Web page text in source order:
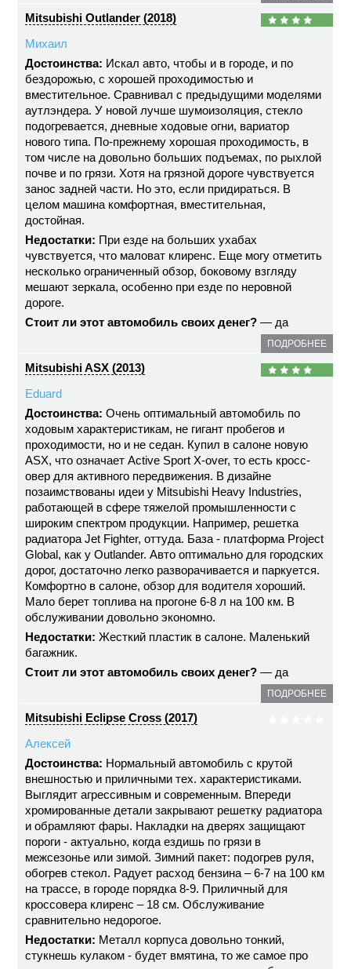
Mitsubishi Outlander (2018)
Михаил
Достоинства: Искал авто, чтобы и в городе, и по
бездорожью, с хорошей проходимостью и
вместительное. Сравнивал с предыдущими моделями
аутлэндера. У новой лучше шумоизоляция, стекло
подогревается, дневные ходовые огни, вариатор
нового типа. По-прежнему хорошая проходимость, в
том числе на довольно больших подъемах, по рыхлой
почве и по грязи. Хотя на грязной дороге чувствуется
занос задней части. Но это, если придираться. В
целом машина комфортная, вместительная,
достойная.
Недостатки: При езде на больших ухабах
чувствуется, что маловат клиренс. Еще могу отметить
несколько ограниченный обзор, боковому взгляду
мешают зеркала, особенно при езде по неровной
дороге.
Стоит ли этот автомобиль своих денег? — да
ПОДРОБНЕЕ
Mitsubishi ASX (2013)
Eduard
Достоинства: Очень оптимальный автомобиль по
ходовым характеристикам, не гигант пробегов и
проходимости, но и не седан. Купил в салоне новую
ASX, что означает Active Sport X-over, то есть кросс-
овер для активного передвижения. В дизайне
позаимствованы идеи у Mitsubishi Heavy Industries,
работающей в сфере тяжелой промышленности с
широким спектром продукции. Например, решетка
радиатора Jet Fighter, оттуда. База - платформа Project
Global, как у Outlander. Авто оптимально для городских
дорог, достаточно легко разворачивается и паркуется.
Комфортно в салоне, обзор для водителя хороший.
Мало берет топлива на прогоне 6-8 л на 100 км. В
обслуживании довольно экономно.
Недостатки: Жесткий пластик в салоне. Маленький
багажник.
Стоит ли этот автомобиль своих денег? — да
ПОДРОБНЕЕ
Mitsubishi Eclipse Cross (2017)
Алексей
Достоинства: Нормальный автомобиль с крутой
внешностью и приличными тех. характеристиками.
Выглядит агрессивным и современным. Впереди
хромированные детали закрывают решетку радиатора
и обрамляют фары. Накладки на дверях защищают
пороги - актуально, когда ездишь по грязи в
межсезонье или зимой. Зимний пакет: подогрев руля,
обогрев стекол. Радует расход бензина – 6-7 на 100 км
на трассе, в городе порядка 8-9. Приличный для
кроссовера клиренс – 18 см. Обслуживание
сравнительно недорогое.
Недостатки: Металл корпуса довольно тонкий,
стукнешь кулаком - будет вмятина, то же самое про